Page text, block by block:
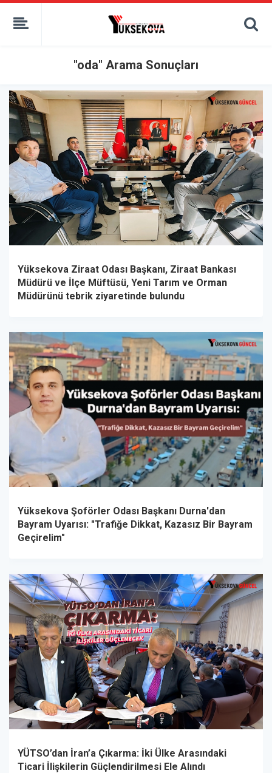
kaçak bahis
deneme bonusu
bahis siteleri
porno izle
"oda" Arama Sonuçları
Yüksekova Ziraat Odası Başkanı, Ziraat Bankası
Müdürü ve İlçe Müftüsü, Yeni Tarım ve Orman
Müdürünü tebrik ziyaretinde bulundu
Yüksekova Şoförler Odası Başkanı Durna'dan
Bayram Uyarısı: "Trafiğe Dikkat, Kazasız Bir Bayram
Geçirelim"
YÜTSO’dan İran’a Çıkarma: İki Ülke Arasındaki
Ticari İlişkilerin Güçlendirilmesi Ele Alındı